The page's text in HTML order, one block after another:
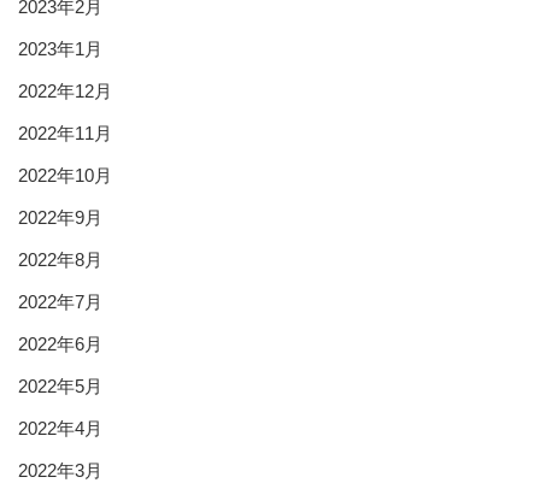
2023年2月
2023年1月
2022年12月
2022年11月
2022年10月
2022年9月
2022年8月
2022年7月
2022年6月
2022年5月
2022年4月
2022年3月